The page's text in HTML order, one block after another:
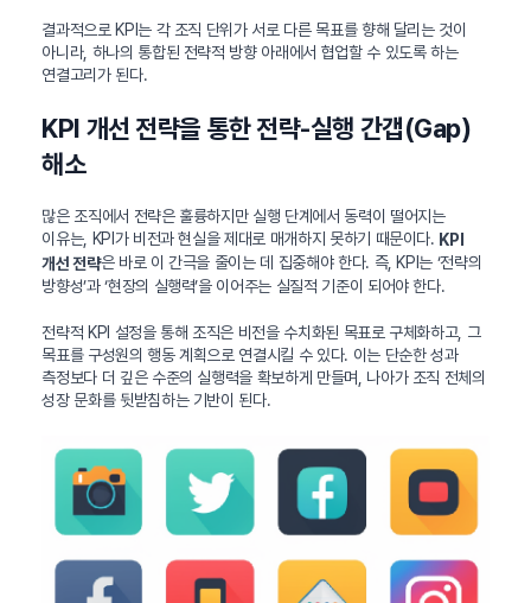
결과적으로 KPI는 각 조직 단위가 서로 다른 목표를 향해 달리는 것이
아니라, 하나의 통합된 전략적 방향 아래에서 협업할 수 있도록 하는
연결고리가 된다.
KPI 개선 전략을 통한 전략-실행 간갭(Gap)
해소
많은 조직에서 전략은 훌륭하지만 실행 단계에서 동력이 떨어지는
이유는, KPI가 비전과 현실을 제대로 매개하지 못하기 때문이다. KPI
개선 전략은 바로 이 간극을 줄이는 데 집중해야 한다. 즉, KPI는 ‘전략의
방향성’과 ‘현장의 실행력’을 이어주는 실질적 기준이 되어야 한다.
전략적 KPI 설정을 통해 조직은 비전을 수치화된 목표로 구체화하고, 그
목표를 구성원의 행동 계획으로 연결시킬 수 있다. 이는 단순한 성과
측정보다 더 깊은 수준의 실행력을 확보하게 만들며, 나아가 조직 전체의
성장 문화를 뒷받침하는 기반이 된다.